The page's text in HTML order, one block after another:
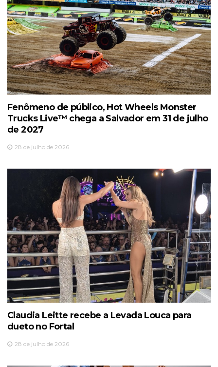
Fenômeno de público, Hot Wheels Monster
Trucks Live™️ chega a Salvador em 31 de julho
de 2027
28 de julho de 2026
Claudia Leitte recebe a Levada Louca para
dueto no Fortal
28 de julho de 2026